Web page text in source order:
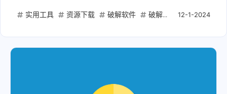
12-1-2024
实用工具 资源下载 破解软件 破解脚本 开源项目